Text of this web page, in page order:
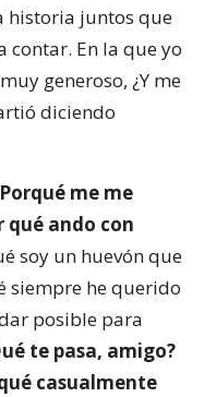
historia juntos que
contar. En la que yo
generoso, ¿Y me
diciendo
me me
qué ando con
soy un huevón que
siempre he querido
posible para
te pasa, amigo?
casualmente